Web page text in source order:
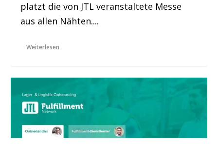
platzt die von JTL veranstaltete Messe
aus allen Nähten....
Weiterlesen